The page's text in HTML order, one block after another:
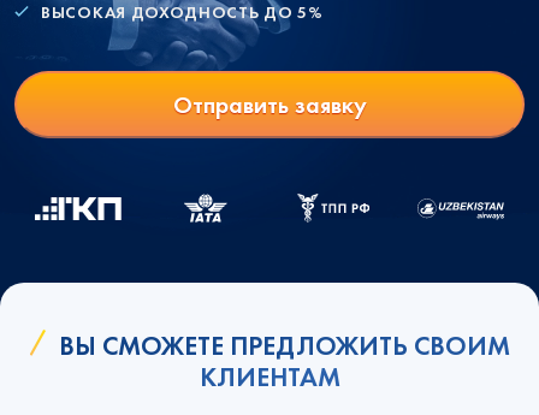
ВЫСОКАЯ ДОХОДНОСТЬ ДО 5%
Отправить заявку
ВЫ СМОЖЕТЕ ПРЕДЛОЖИТЬ СВОИМ
КЛИЕНТАМ